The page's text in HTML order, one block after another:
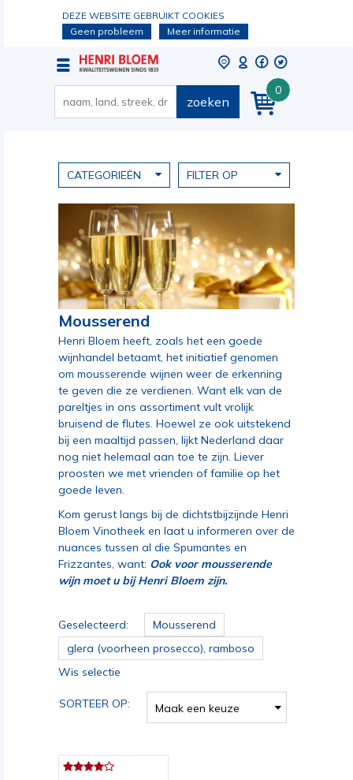
DEZE WEBSITE GEBRUIKT COOKIES
Geen probleem
Meer informatie
0
zoeken
CATEGORIEËN FILTER OP
Mousserend
Henri Bloem heeft, zoals het een goede
wijnhandel betaamt, het initiatief genomen
om mousserende wijnen weer de erkenning
te geven die ze verdienen. Want elk van de
pareltjes in ons assortiment vult vrolijk
bruisend de flutes. Hoewel ze ook uitstekend
bij een maaltijd passen, lijkt Nederland daar
nog niet helemaal aan toe te zijn. Liever
proosten we met vrienden of familie op het
goede leven.
Kom gerust langs bij de dichtstbijzijnde Henri
Bloem Vinotheek en laat u informeren over de
nuances tussen al die Spumantes en
Frizzantes, want: Ook voor mousserende
wijn moet u bij Henri Bloem zijn.
Geselecteerd:
Mousserend
glera (voorheen prosecco), ramboso
Wis selectie
SORTEER OP: Maak een keuze